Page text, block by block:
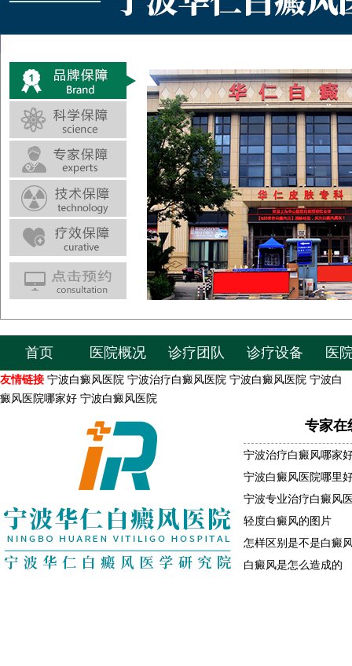
首页 医院概况 诊疗团队 诊疗设备 医
友情链接 宁波白癜风医院 宁波治疗白癜风医院 宁波白癜风医院 宁波白
癜风医院哪家好 宁波白癜风医院
专家在
宁波治疗白癜风哪家
宁波白癜风医院哪里
宁波专业治疗白癜风
轻度白癜风的图片
怎样区别是不是白癜
白癜风是怎么造成的